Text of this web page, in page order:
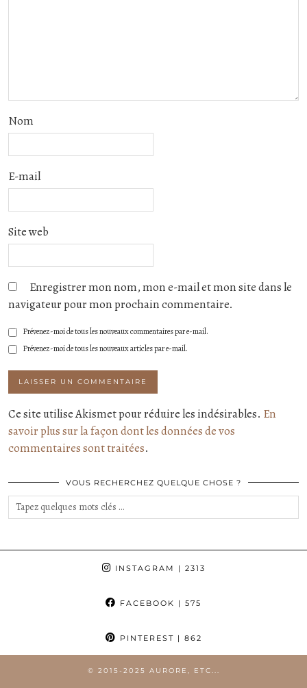
Nom
E-mail
Site web
Enregistrer mon nom, mon e-mail et mon site dans le
navigateur pour mon prochain commentaire.
Prévenez-moi de tous les nouveaux commentaires par e-mail.
Prévenez-moi de tous les nouveaux articles par e-mail.
Ce site utilise Akismet pour réduire les indésirables. En
savoir plus sur la façon dont les données de vos
commentaires sont traitées.
VOUS RECHERCHEZ QUELQUE CHOSE ?
INSTAGRAM | 2313
FACEBOOK | 575
PINTEREST | 862
© 2015-2025 AURORE, ETC...